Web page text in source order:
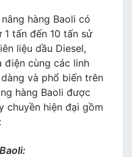
hàng Baoli có
tấn đến 10 tấn sử
liệu dầu Diesel,
điện cùng các linh
và phổ biến trên
hàng Baoli được
chuyền hiện đại gồm